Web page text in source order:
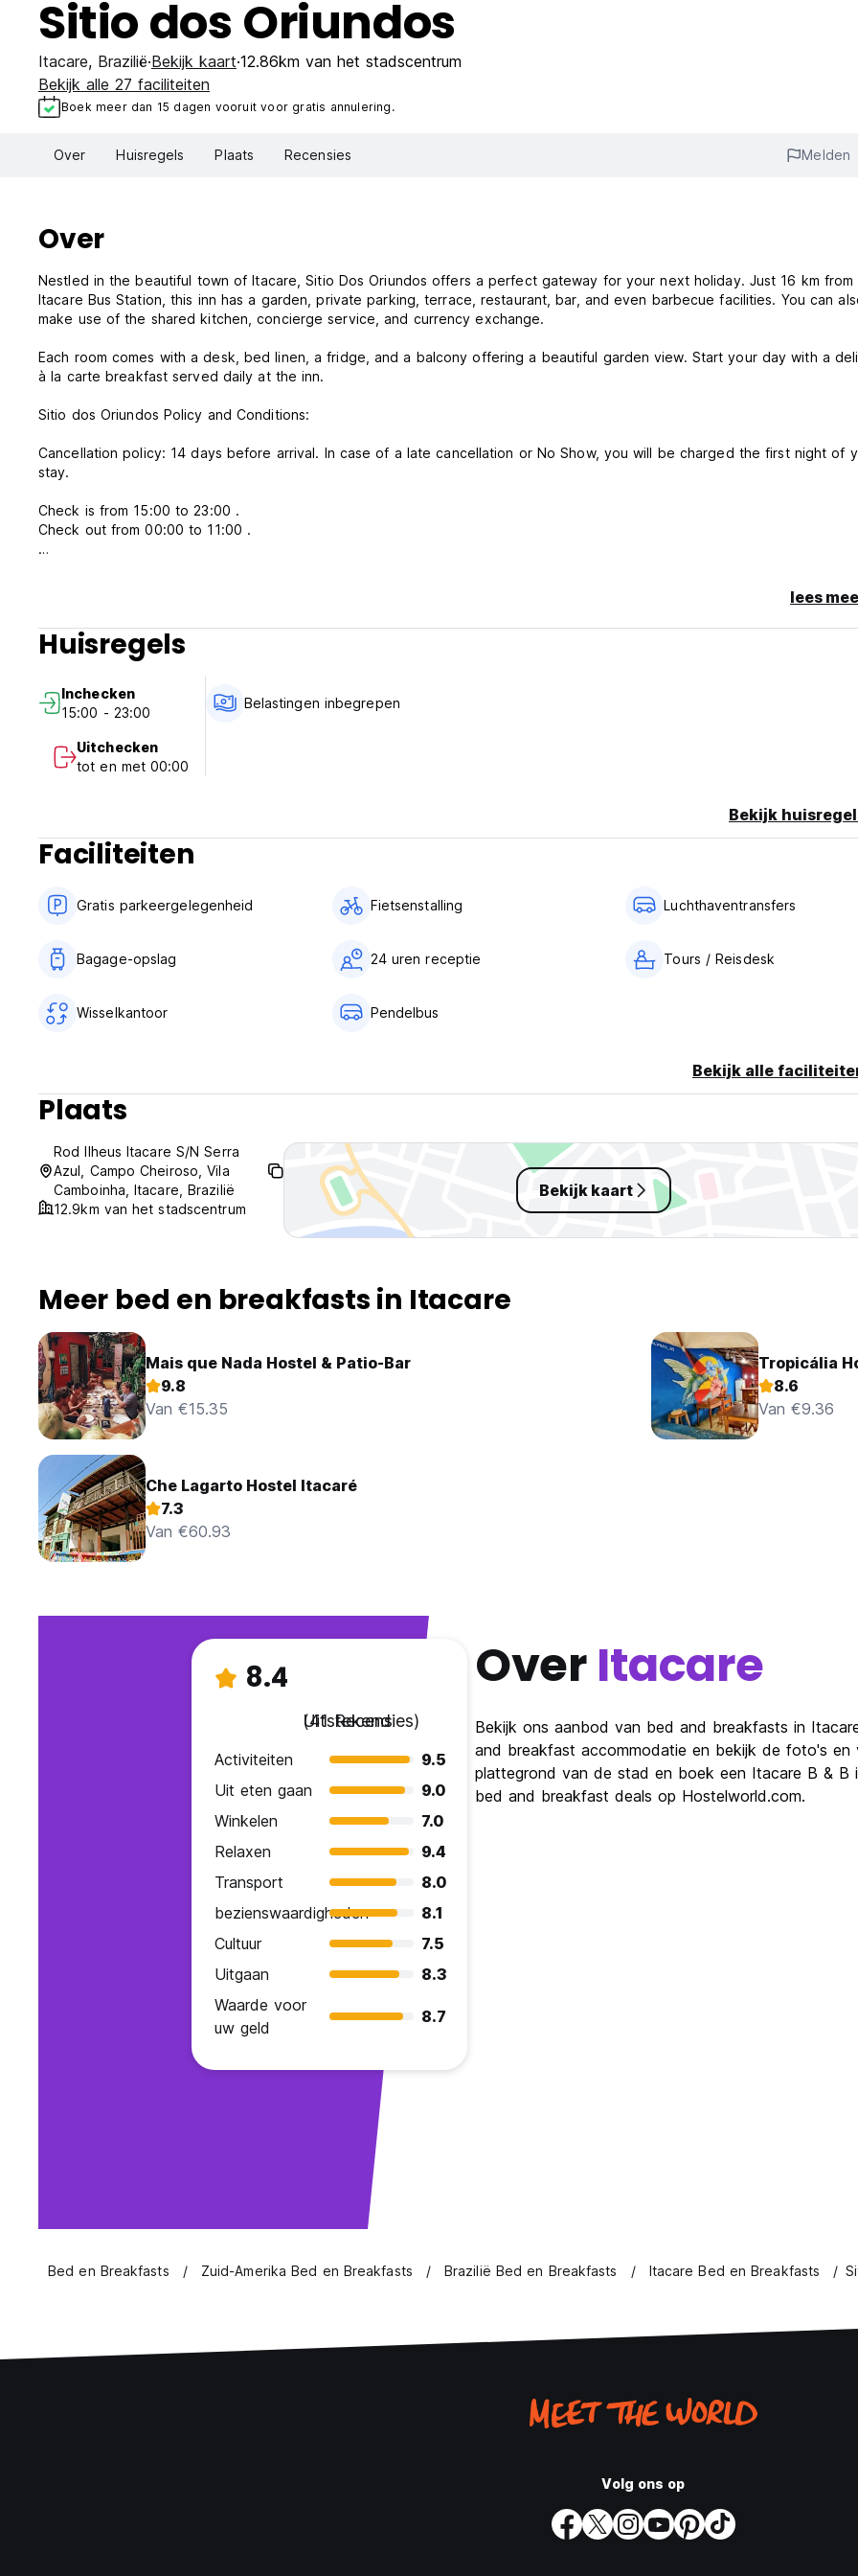
Sitio dos Oriundos
Itacare, Brazilië Bekijk kaart 12.86km van het stadscentrum
Bekijk alle 27 faciliteiten
Boek meer dan 15 dagen vooruit voor gratis annulering.
Over Huisregels Plaats Recensies Melden
Over
Nestled in the beautiful town of Itacare, Sitio Dos Oriundos offers a perfect gateway for your next holiday. Just 16 km from
Itacare Bus Station, this inn has a garden, private parking, terrace, restaurant, bar, and even barbecue facilities. You can
make use of the shared kitchen, concierge service, and currency exchange.
Each room comes with a desk, bed linen, a fridge, and a balcony offering a beautiful garden view. Start your day with a
à la carte breakfast served daily at the inn.
Sitio dos Oriundos Policy and Conditions:
Cancellation policy: 14 days before arrival. In case of a late cancellation or No Show, you will be charged the first night of
stay.
Check is from 15:00 to 23:00 .
Check out from 00:00 to 11:00 .
General:
Reception: from 07:00 to 21:00
lees
Huisregels
Inchecken
15:00 - 23:00
Uitchecken
tot en met 00:00
Belastingen inbegrepen
Bekijk
Faciliteiten
Gratis parkeergelegenheid Fietsenstalling Luchthaventransfers
Bagage-opslag 24 uren receptie Tours / Reisdesk
Wisselkantoor Pendelbus
Bekijk alle
Plaats
Rod Ilheus Itacare S/N Serra
Azul, Campo Cheiroso, Vila
Camboinha, Itacare, Brazilië
12.9km van het stadscentrum
Bekijk kaart
Meer bed en breakfasts in Itacare
Mais que Nada Hostel & Patio-Bar
9.8
Van €15.35
Tropicália
8.6
Van €9.36
Che Lagarto Hostel Itacaré
7.3
Van €60.93
8.4
Uitstekend
(41 Recensies)
Activiteiten
9.5
Uit eten gaan
9.0
Winkelen
7.0
Relaxen
9.4
Transport
8.0
bezienswaardigheden
8.1
Cultuur
7.5
Uitgaan
8.3
Waarde voor
uw geld
8.7
OverItacare
Bekijk ons ​​aanbod van bed and breakfasts in
and breakfast accommodatie en bekijk de foto's
plattegrond van de stad en boek een Itacare B &
bed and breakfast deals op Hostelworld.com.
Bed en Breakfasts Zuid-Amerika Bed en Breakfasts Brazilië Bed en Breakfasts Itacare Bed en Breakfasts
Volg ons op